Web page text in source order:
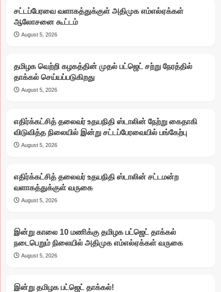
சட்டப்பேரவை வளாகத்துக்குள் அதிமுக எம்எல்ஏக்கள்
ஆலோசனை கூட்டம்
August 5, 2026
தமிழக வெற்றி கழகத்தின் முதல் பட்ஜெட் சற்று நேரத்தில்
தாக்கல் செய்யப்படுகிறது
August 5, 2026
எதிர்க்கட்சித் தலைவர் உதயநிதி ஸ்டாலின் நேற்று கைதாகி
விடுவித்த நிலையில் இன்று சட்டப்பேரவையில் பங்கேற்பு
August 5, 2026
எதிர்க்கட்சித் தலைவர் உதயநிதி ஸ்டாலின் சட்டமன்ற
வளாகத்துக்குள் வருகை
August 5, 2026
இன்று காலை 10 மணிக்கு தமிழக பட்ஜெட் தாக்கல்
நடைபெறும் நிலையில் அதிமுக எம்எல்ஏக்கள் வருகை
August 5, 2026
இன்று தமிழக பட்ஜெட் தாக்கல்!